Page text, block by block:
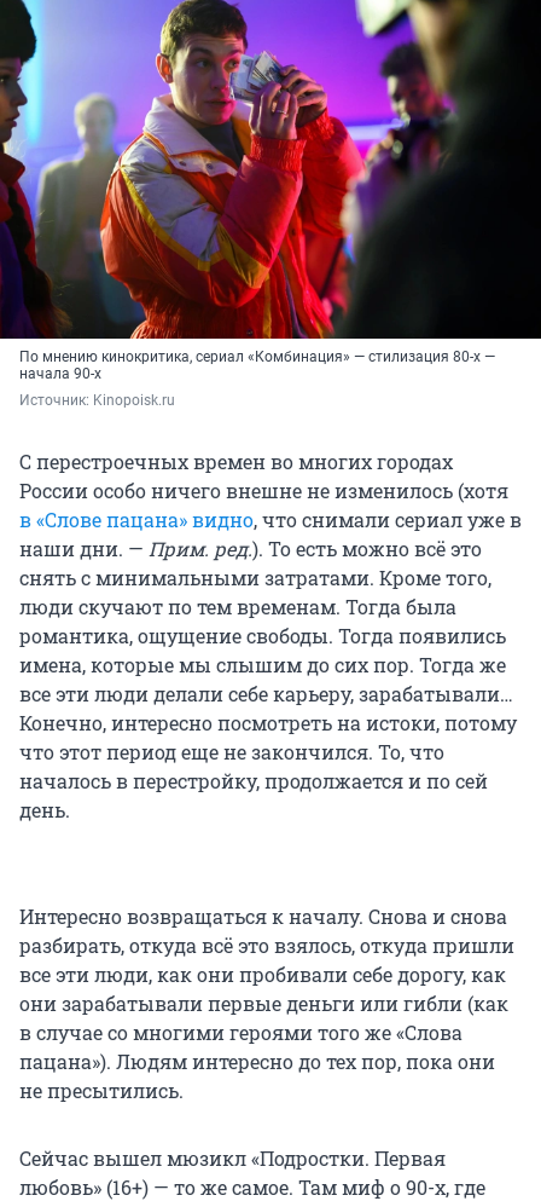
По мнению кинокритика, сериал «Комбинация» — стилизация 80-х —
начала 90-х
Источник: Kinopoisk.ru
С перестроечных времен во многих городах
России особо ничего внешне не изменилось (хотя
в «Слове пацана» видно, что снимали сериал уже в
наши дни. — Прим. ред.). То есть можно всё это
снять с минимальными затратами. Кроме того,
люди скучают по тем временам. Тогда была
романтика, ощущение свободы. Тогда появились
имена, которые мы слышим до сих пор. Тогда же
все эти люди делали себе карьеру, зарабатывали…
Конечно, интересно посмотреть на истоки, потому
что этот период еще не закончился. То, что
началось в перестройку, продолжается и по сей
день.
Интересно возвращаться к началу. Снова и снова
разбирать, откуда всё это взялось, откуда пришли
все эти люди, как они пробивали себе дорогу, как
они зарабатывали первые деньги или гибли (как
в случае со многими героями того же «Слова
пацана»). Людям интересно до тех пор, пока они
не пресытились.
Сейчас вышел мюзикл «Подростки. Первая
любовь» (16+) — то же самое. Там миф о 90-х, где